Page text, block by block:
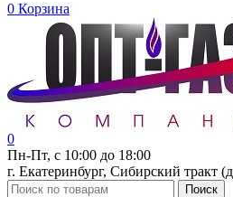
0 Корзина
0
Пн-Пт, с 10:00 до 18:00
г. Екатеринбург, Сибирский тракт
Поиск